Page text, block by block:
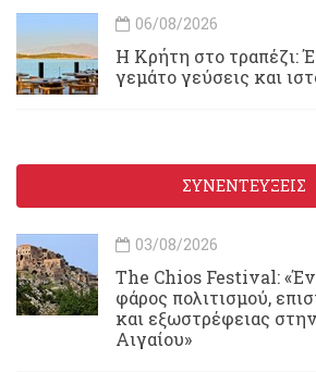
06/08/2026
Η Κρήτη στο τραπέζι:
γεμάτο γεύσεις και
ΣΥΝΕΝΤΕΥΞΕΙΣ
03/08/2026
Τhe Chios Festival:
φάρος πολιτισμού,
και εξωστρέφειας
Αιγαίου»